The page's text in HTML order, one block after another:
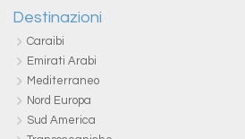
Destinazioni
Caraibi
Emirati Arabi
Mediterraneo
Nord Europa
Sud America